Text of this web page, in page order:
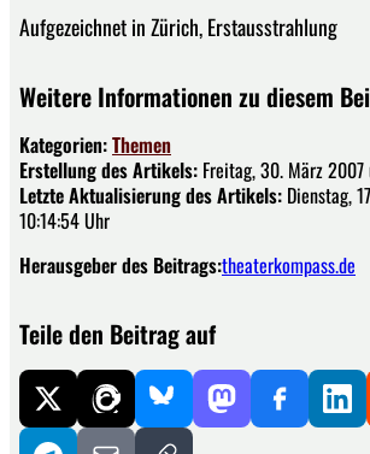
Aufgezeichnet in Zürich, Erstausstrahlung
Weitere Informationen zu diesem
Kategorien:Themen
Erstellung des Artikels: Freitag, 30. März
Letzte Aktualisierung des Artikels: Dienstag,
10:14:54 Uhr
Herausgeber des Beitrags:theaterkompass.de
Teile den Beitrag auf